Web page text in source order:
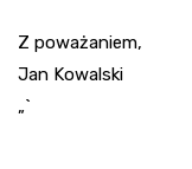
Z poważaniem,
Jan Kowalski
„`